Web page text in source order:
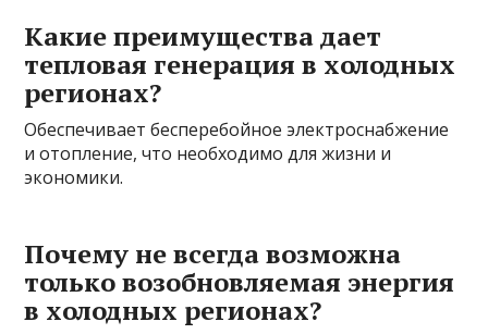
Какие преимущества дает
тепловая генерация в холодных
регионах?
Обеспечивает бесперебойное электроснабжение
и отопление, что необходимо для жизни и
экономики.
Почему не всегда возможна
только возобновляемая энергия
в холодных регионах?